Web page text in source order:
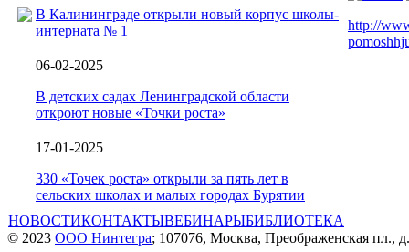
В Калининграде открыли новый корпус школы-
интерната № 1
06-02-2025
В детских садах Ленинградской области
откроют новые «Точки роста»
17-01-2025
330 «Точек роста» открыли за пять лет в
сельских школах и малых городах Бурятии
http://
НОВОСТИКОНТАКТЫВЕБИНАРЫБИБЛИОТЕКА
© 2023 ООО Нинтегра; 107076, Москва, Преображенская пл.,